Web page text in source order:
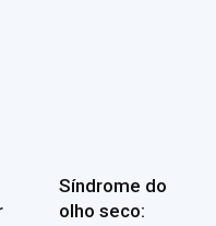
Síndrome do
olho seco: